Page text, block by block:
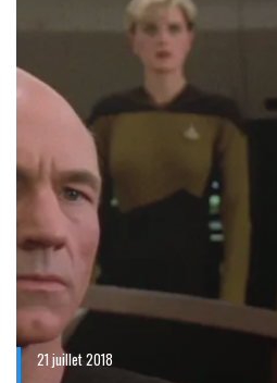
21 juillet 2018